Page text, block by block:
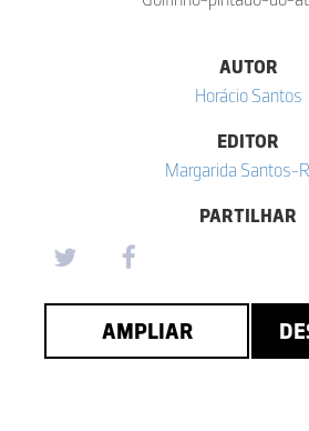
AUTOR
Horácio Santos
EDITOR
Margarida Santos-
PARTILHAR
AMPLIAR